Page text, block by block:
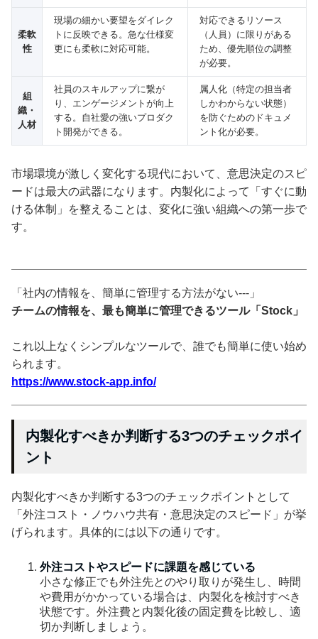
柔軟
性
現場の細かい要望をダイレク
トに反映できる。急な仕様変
更にも柔軟に対応可能。
対応できるリソース
（人員）に限りがある
ため、優先順位の調整
が必要。
組
織・
人材
社員のスキルアップに繋が
り、エンゲージメントが向上
する。自社愛の強いプロダク
ト開発ができる。
属人化（特定の担当者
しかわからない状態）
を防ぐためのドキュメ
ント化が必要。
市場環境が激しく変化する現代において、意思決定のスピ
ードは最大の武器になります。内製化によって「すぐに動
ける体制」を整えることは、変化に強い組織への第一歩で
す。
「社内の情報を、簡単に管理する方法がない---」
チームの情報を、最も簡単に管理できるツール「Stock」
これ以上なくシンプルなツールで、誰でも簡単に使い始め
られます。
https://www.stock-app.info/
内製化すべきか判断する3つのチェックポイ
ント
内製化すべきか判断する3つのチェックポイントとして
「外注コスト・ノウハウ共有・意思決定のスピード」が挙
げられます。具体的には以下の通りです。
外注コストやスピードに課題を感じている
小さな修正でも外注先とのやり取りが発生し、時間
や費用がかかっている場合は、内製化を検討すべき
状態です。外注費と内製化後の固定費を比較し、適
切か判断しましょう。